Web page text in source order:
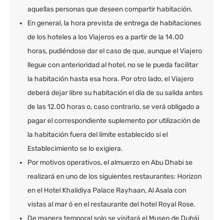
aquellas personas que deseen compartir habitación.
En general, la hora prevista de entrega de habitaciones
de los hoteles a los Viajeros es a partir de la 14.00
horas, pudiéndose dar el caso de que, aunque el Viajero
llegue con anterioridad al hotel, no se le pueda facilitar
la habitación hasta esa hora. Por otro lado, el Viajero
deberá dejar libre su habitación el día de su salida antes
de las 12.00 horas o, caso contrario, se verá obligado a
pagar el correspondiente suplemento por utilización de
la habitación fuera del límite establecido si el
Establecimiento se lo exigiera.
Por motivos operativos, el almuerzo en Abu Dhabi se
realizará en uno de los siguientes restaurantes: Horizon
en el Hotel Khalidiya Palace Rayhaan, Al Asala con
vistas al mar ó en el restaurante del hotel Royal Rose.
De manera temporal solo se visitará el Museo de Dubái